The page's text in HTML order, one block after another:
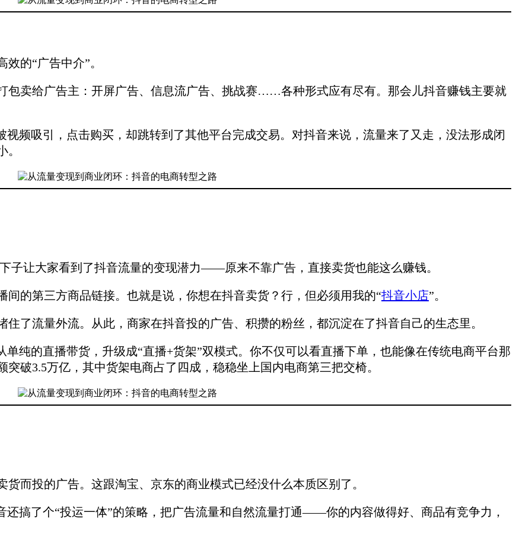
的“广告中介”。
包卖给广告主：开屏广告、信息流广告、挑战赛……各种形式应有尽有。那会儿抖音赚钱主要就
频吸引，点击购买，却跳转到了其他平台完成交易。对抖音来说，流量来了又走，没法形成闭
子让大家看到了抖音流量的变现潜力——原来不靠广告，直接卖货也能这么赚钱。
的第三方商品链接。也就是说，你想在抖音卖货？行，但必须用我的“抖音小店”。
了流量外流。从此，商家在抖音投的广告、积攒的粉丝，都沉淀在了抖音自己的生态里。
单纯的直播带货，升级成“直播+货架”双模式。你不仅可以看直播下单，也能像在传统电商平台那
破3.5万亿，其中货架电商占了四成，稳稳坐上国内电商第三把交椅。
而投的广告。这跟淘宝、京东的商业模式已经没什么本质区别了。
还搞了个“投运一体”的策略，把广告流量和自然流量打通——你的内容做得好、商品有竞争力，